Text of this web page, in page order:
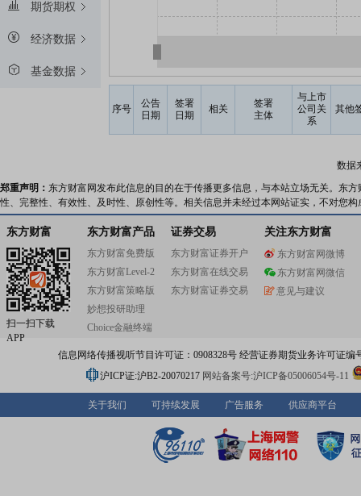
期货期权
经济数据
基金数据
序号
公告
日期
签署
日期
相关
签署
主体
与上市
公司关
系
其他
数据
郑重声明： 东方财富网发布此信息的目的在于传播更多信息，与本站立场无关。东
性、完整性、有效性、及时性、原创性等。相关信息并未经过本网站证实，不对您
东方财富
扫一扫下载
APP
东方财富产品
东方财富免费版
东方财富Level-2
东方财富策略版
妙想投研助理
Choice金融终端
证券交易
东方财富证券开户
东方财富在线交易
东方财富证券交易
关注东方财富
东方财富网微博
东方财富网微信
意见与建议
信息网络传播视听节目许可证：0908328号 经营证券期货业务许可证编
沪ICP证:沪B2-20070217 网站备案号:沪ICP备05006054号-11
关于我们 可持续发展 广告服务 供应商平台